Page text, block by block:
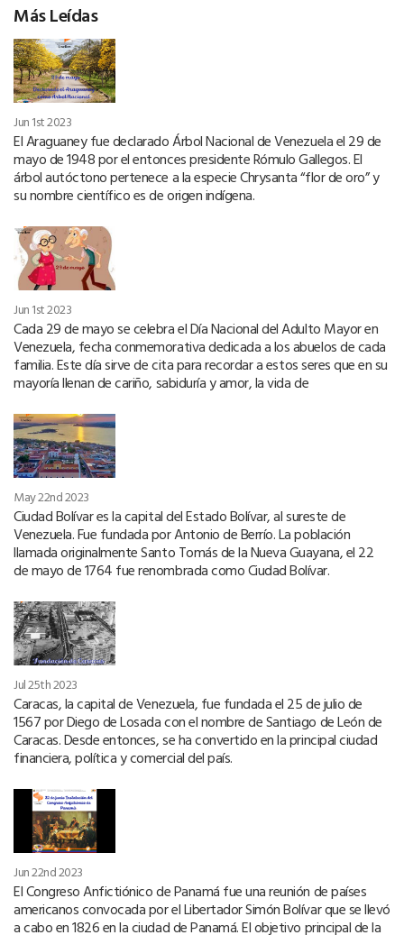
Más Leídas
Jun 1st 2023
El Araguaney fue declarado Árbol Nacional de Venezuela el 29 de
mayo de 1948 por el entonces presidente Rómulo Gallegos. El
árbol autóctono pertenece a la especie Chrysanta “flor de oro” y
su nombre científico es de origen indígena.
Jun 1st 2023
Cada 29 de mayo se celebra el Día Nacional del Adulto Mayor en
Venezuela, fecha conmemorativa dedicada a los abuelos de cada
familia. Este día sirve de cita para recordar a estos seres que en su
mayoría llenan de cariño, sabiduría y amor, la vida de
May 22nd 2023
Ciudad Bolívar es la capital del Estado Bolívar, al sureste de
Venezuela. Fue fundada por Antonio de Berrío. La población
llamada originalmente Santo Tomás de la Nueva Guayana, el 22
de mayo de 1764 fue renombrada como Ciudad Bolívar.
Jul 25th 2023
Caracas, la capital de Venezuela, fue fundada el 25 de julio de
1567 por Diego de Losada con el nombre de Santiago de León de
Caracas. Desde entonces, se ha convertido en la principal ciudad
financiera, política y comercial del país.
Jun 22nd 2023
El Congreso Anfictiónico de Panamá fue una reunión de países
americanos convocada por el Libertador Simón Bolívar que se llevó
a cabo en 1826 en la ciudad de Panamá. El objetivo principal de la